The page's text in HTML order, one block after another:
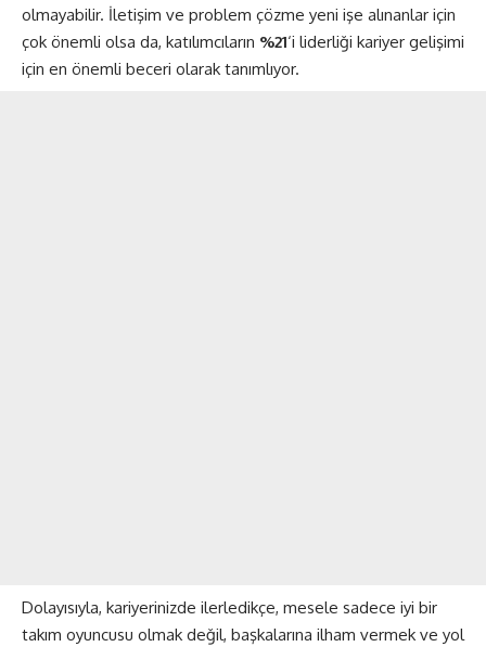
olmayabilir. İletişim ve problem çözme yeni işe alınanlar için
çok önemli olsa da, katılımcıların %21‘i liderliği kariyer gelişimi
için en önemli beceri olarak tanımlıyor.
Dolayısıyla, kariyerinizde ilerledikçe, mesele sadece iyi bir
takım oyuncusu olmak değil, başkalarına ilham vermek ve yol